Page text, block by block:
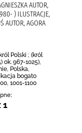
AUTOR,
) ILUSTRACJE,
AUTOR, AGORA
Polski ; (król
ok. 967-1025),
Polska,
bogato
1001-1100
1